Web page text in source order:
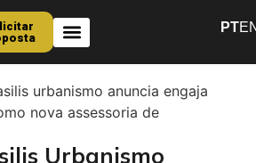
PT
urbanismo anuncia engaja
nova assessoria de
Urbanismo